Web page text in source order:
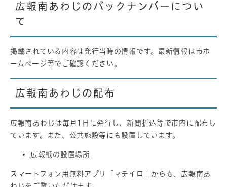
広報南あわじのバックナンバーについ
て
掲載されている内容は発行当時の情報です。最新情報は市ホ
ームページ等でご確認ください。
広報南あわじの配布
広報南あわじは毎月1日に発行し、新聞折込等で市内に配布し
ています。また、公共施設等にも設置しています。
広報紙の設置場所
スマートフォン用無料アプリ「マチイロ」からも、広報南あ